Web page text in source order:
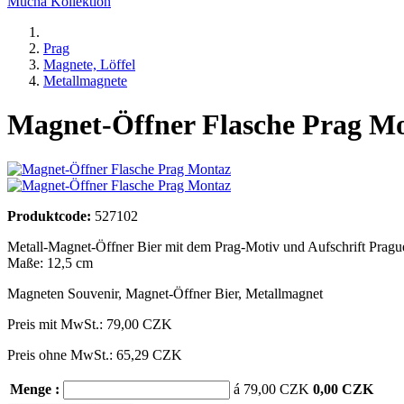
Prag
Magnete, Löffel
Metallmagnete
Magnet-Öffner Flasche Prag
Produktcode: 527102
Metall-Magnet-Öffner Bier mit dem Prag-Motiv und Aufschrift
Maße: 12,5 cm
Magneten Souvenir, Magnet-Öffner Bier, Metallmagnet
Preis mit MwSt.: 79,00 CZK
Preis ohne MwSt.: 65,29 CZK
Menge : á 79,00 CZK 0,00 CZK